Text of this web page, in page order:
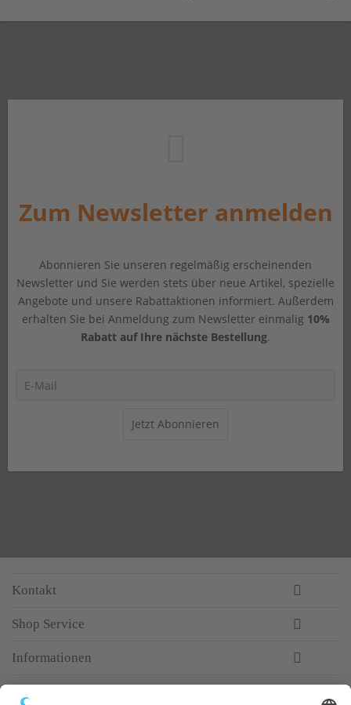
Zum Newsletter anmelden
Abonnieren Sie unseren regelmäßig erscheinenden
Newsletter und Sie werden stets über neue Artikel, spezielle
Angebote und unsere Rabattaktionen informiert. Außerdem
erhalten Sie bei Anmeldung zum Newsletter einmalig 10%
Rabatt auf Ihre nächste Bestellung.
Jetzt Abonnieren
Kontakt
Shop Service
Informationen